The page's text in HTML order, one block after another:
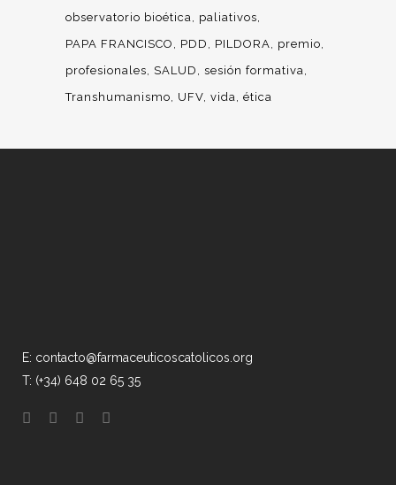
observatorio bioética
paliativos
PAPA FRANCISCO
PDD PILDORA
premio
profesionales
SALUD
sesión formativa
Transhumanismo
UFV vida ética
E: contacto@farmaceuticoscatolicos.org
T: (+34) 648 02 65 35